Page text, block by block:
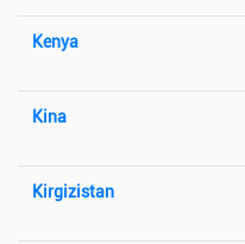
Kenya
Kina
Kirgizistan